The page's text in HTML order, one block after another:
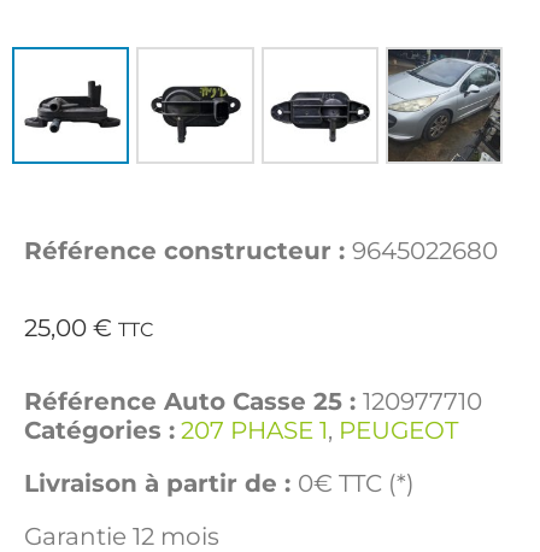
Référence constructeur : 9645022680
25,00 € TTC
Référence Auto Casse 25 : 120977710
Catégories : 207 PHASE 1, PEUGEOT
Livraison à partir de : 0€ TTC (*)
Garantie 12 mois